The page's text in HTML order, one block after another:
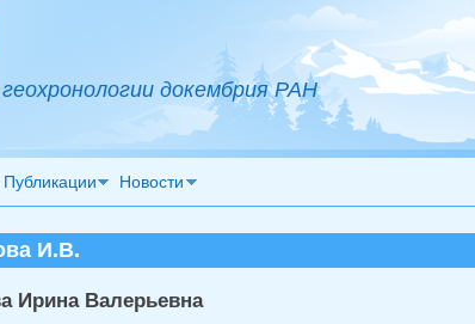
докембрия РАН
Публикации Новости
И.В.
Ирина Валерьевна